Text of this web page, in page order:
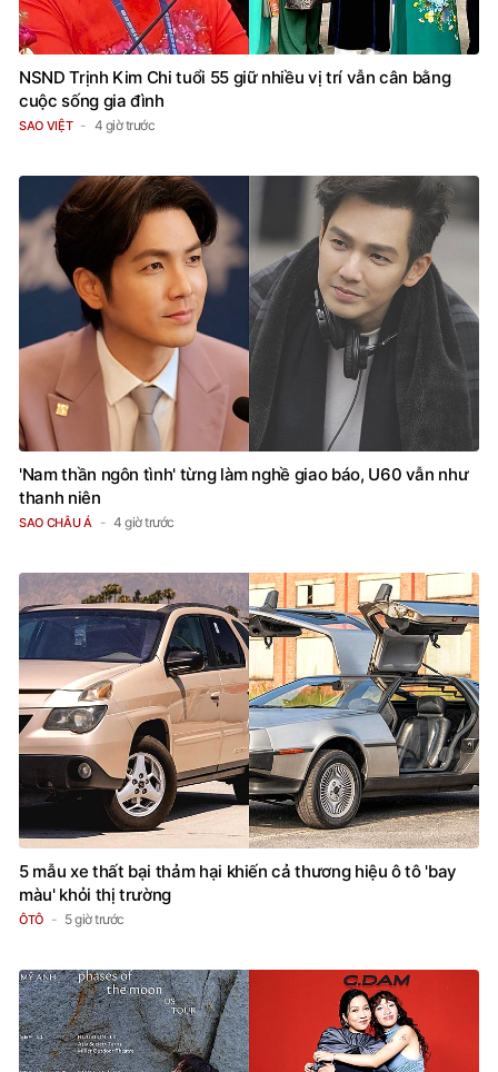
NSND Trịnh Kim Chi tuổi 55 giữ nhiều vị trí vẫn cân bằng
cuộc sống gia đình
SAO VIỆT 4 giờ trước
'Nam thần ngôn tình' từng làm nghề giao báo, U60 vẫn như
thanh niên
SAO CHÂU Á 4 giờ trước
5 mẫu xe thất bại thảm hại khiến cả thương hiệu ô tô 'bay
màu' khỏi thị trường
ÔTÔ 5 giờ trước